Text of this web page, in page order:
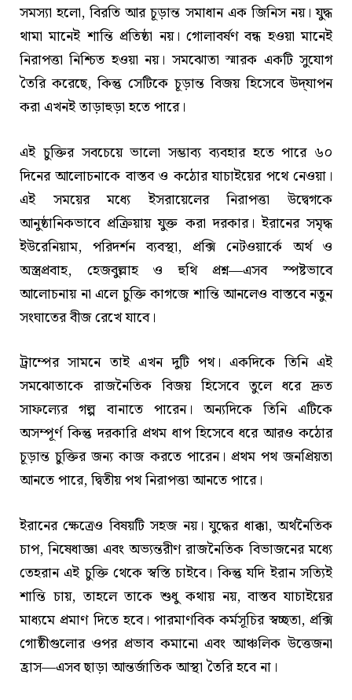
সমস্যা হলো, বিরতি আর চূড়ান্ত সমাধান এক জিনিস নয়। যুদ্ধ
থামা মানেই শান্তি প্রতিষ্ঠা নয়। গোলাবর্ষণ বন্ধ হওয়া মানেই
নিরাপত্তা নিশ্চিত হওয়া নয়। সমঝোতা স্মারক একটি সুযোগ
তৈরি করেছে, কিন্তু সেটিকে চূড়ান্ত বিজয় হিসেবে উদ্‌যাপন
করা এখনই তাড়াহুড়া হতে পারে।
এই চুক্তির সবচেয়ে ভালো সম্ভাব্য ব্যবহার হতে পারে ৬০
দিনের আলোচনাকে বাস্তব ও কঠোর যাচাইয়ের পথে নেওয়া।
এই সময়ের মধ্যে ইসরায়েলের নিরাপত্তা উদ্বেগকে
আনুষ্ঠানিকভাবে প্রক্রিয়ায় যুক্ত করা দরকার। ইরানের সমৃদ্ধ
ইউরেনিয়াম, পরিদর্শন ব্যবস্থা, প্রক্সি নেটওয়ার্কে অর্থ ও
অস্ত্রপ্রবাহ, হেজবুল্লাহ ও হুথি প্রশ্ন—এসব স্পষ্টভাবে
আলোচনায় না এলে চুক্তি কাগজে শান্তি আনলেও বাস্তবে নতুন
সংঘাতের বীজ রেখে যাবে।
ট্রাম্পের সামনে তাই এখন দুটি পথ। একদিকে তিনি এই
সমঝোতাকে রাজনৈতিক বিজয় হিসেবে তুলে ধরে দ্রুত
সাফল্যের গল্প বানাতে পারেন। অন্যদিকে তিনি এটিকে
অসম্পূর্ণ কিন্তু দরকারি প্রথম ধাপ হিসেবে ধরে আরও কঠোর
চূড়ান্ত চুক্তির জন্য কাজ করতে পারেন। প্রথম পথ জনপ্রিয়তা
আনতে পারে, দ্বিতীয় পথ নিরাপত্তা আনতে পারে।
ইরানের ক্ষেত্রেও বিষয়টি সহজ নয়। যুদ্ধের ধাক্কা, অর্থনৈতিক
চাপ, নিষেধাজ্ঞা এবং অভ্যন্তরীণ রাজনৈতিক বিভাজনের মধ্যে
তেহরান এই চুক্তি থেকে স্বস্তি চাইবে। কিন্তু যদি ইরান সত্যিই
শান্তি চায়, তাহলে তাকে শুধু কথায় নয়, বাস্তব যাচাইয়ের
মাধ্যমে প্রমাণ দিতে হবে। পারমাণবিক কর্মসূচির স্বচ্ছতা, প্রক্সি
গোষ্ঠীগুলোর ওপর প্রভাব কমানো এবং আঞ্চলিক উত্তেজনা
হ্রাস—এসব ছাড়া আন্তর্জাতিক আস্থা তৈরি হবে না।